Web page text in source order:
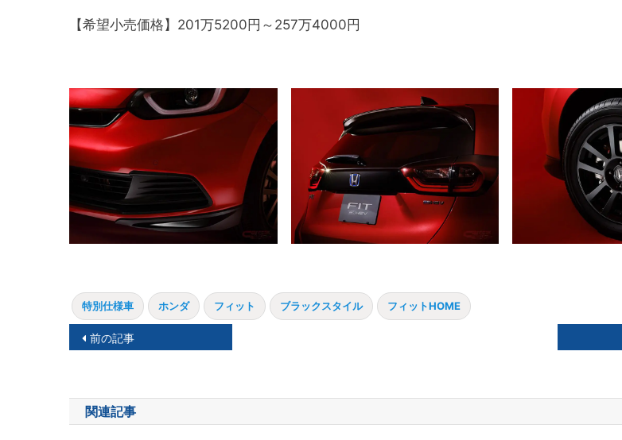
【希望小売価格】201万5200円～257万4000円
特別仕様車 ホンダ フィット ブラックスタイル フィットHOME
投
ナ
ビ
前の記事
関連記事